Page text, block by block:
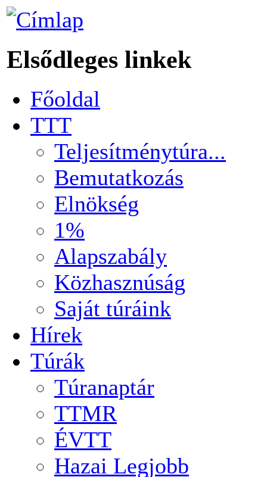
Elsődleges linkek
Főoldal
TTT
Teljesítménytúra...
Bemutatkozás
Elnökség
1%
Alapszabály
Közhasznúság
Saját túráink
Hírek
Túrák
Túranaptár
TTMR
ÉVTT
Hazai Legjobb